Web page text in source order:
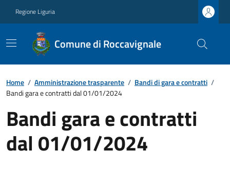
Regione Liguria
Comune di Roccavignale
Home / Amministrazione trasparente / Bandi di gara e contratti /
Bandi gara e contratti dal 01/01/2024
Bandi gara e contratti
dal 01/01/2024